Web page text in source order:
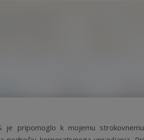
je pripomoglo k mojemu strokovnemu